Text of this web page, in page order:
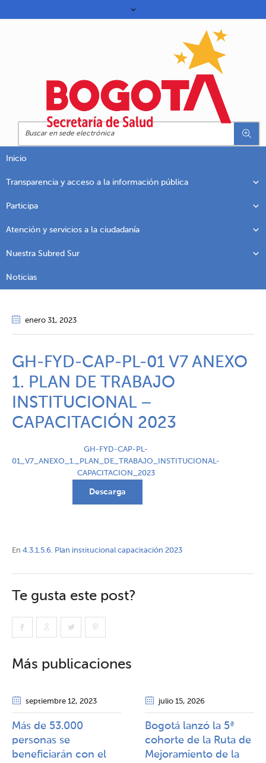
Inicio
Transparencia y acceso a la información pública
Participa
Atención y servicios a la ciudadanía
Nuestra Subred Sur
Noticias
enero 31, 2023
GH-FYD-CAP-PL-01 V7 ANEXO
1. PLAN DE TRABAJO
INSTITUCIONAL –
CAPACITACIÓN 2023
GH-FYD-CAP-PL-
01_V7_ANEXO_1._PLAN_DE_TRABAJO_INSTITUCIONAL-
CAPACITACION_2023
Descarga
En 4.3.1.5.6. Plan institucional capacitación 2023
Te gusta este post?
Más publicaciones
septiembre 12, 2023
Más de 53.000
personas se
beneficiarán con el
julio 15, 2026
Bogotá lanzó la 5ª
cohorte de la Ruta de
Mejoramiento de la